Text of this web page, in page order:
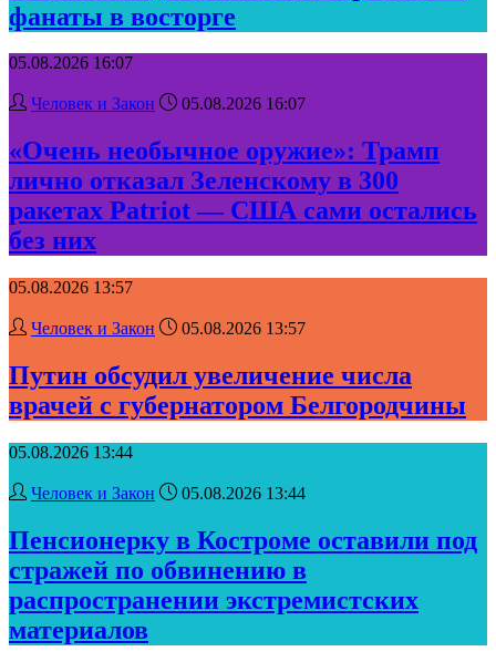
фанаты в восторге
05.08.2026 16:07
Человек и Закон 05.08.2026 16:07
«Очень необычное оружие»: Трамп
лично отказал Зеленскому в 300
ракетах Patriot — США сами остались
без них
05.08.2026 13:57
Человек и Закон 05.08.2026 13:57
Путин обсудил увеличение числа
врачей с губернатором Белгородчины
05.08.2026 13:44
Человек и Закон 05.08.2026 13:44
Пенсионерку в Костроме оставили под
стражей по обвинению в
распространении экстремистских
материалов